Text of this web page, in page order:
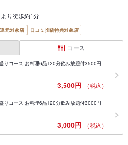
り徒歩約1分
元対象店 口コミ投稿特典対象店
コース
りコース お料理6品120分飲み放題付3500円
3,500円 （税込）
りコース お料理6品120分飲み放題付3000円
3,000円 （税込）